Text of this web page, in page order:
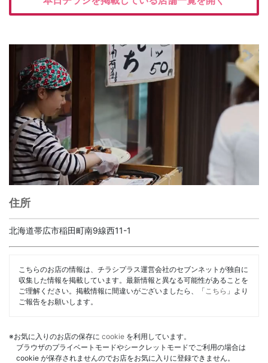
住所
北海道帯広市稲田町南9線西11-1
こちらのお店の情報は、チラシプラス運営会社のセブンネットが独自に
収集した情報を掲載しています。最新情報と異なる可能性があることを
ご理解ください。掲載情報に間違いがございましたら、「 こちら 」より
ご報告をお願いします。
※お気に入りのお店の保存に cookie を利用しています。
ブラウザのプライベートモードやシークレットモードでご利用の場合は
cookie が保存されませんのでお店をお気に入りに登録できません。